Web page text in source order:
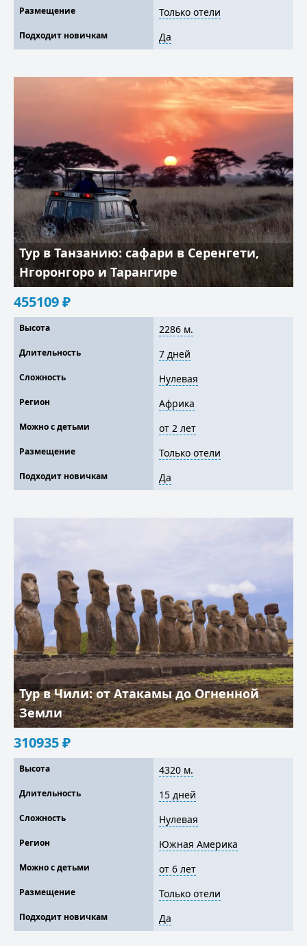
Размещение Только отели
Подходит новичкам Да
Тур в Танзанию: сафари в Серенгети,
Нгоронгоро и Тарангире
455109₽
Высота 2286 м.
Длительность 7 дней
Сложность Нулевая
Регион Африка
Можно с детьми от 2 лет
Размещение Только отели
Подходит новичкам Да
Тур в Чили: от Атакамы до Огненной
Земли
310935₽
Высота 4320 м.
Длительность 15 дней
Сложность Нулевая
Регион Южная Америка
Можно с детьми от 6 лет
Размещение Только отели
Подходит новичкам Да